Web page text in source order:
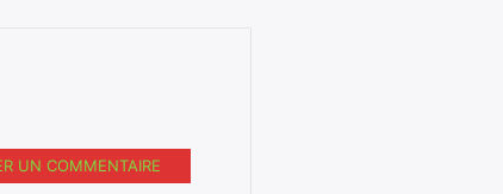
UN COMMENTAIRE